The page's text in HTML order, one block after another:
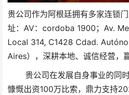
贵公司作为阿根廷拥有多家连锁
址：AV：cordoba 1900；Av.
Local 314, C1428 Cdad.
Aires），深耕本地、诚信经营，
贵公司在发展自身事业的同
慷慨出资100万比索，鼎力支持